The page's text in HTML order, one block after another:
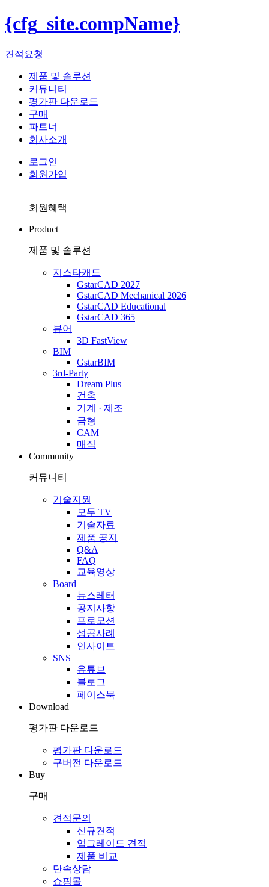
{cfg_site.compName}
견적요청
제품 및 솔루션
커뮤니티
평가판 다운로드
구매
파트너
회사소개
로그인
회원가입
회원혜택
Product
제품 및 솔루션
지스타캐드
GstarCAD 2027
GstarCAD Mechanical 2026
GstarCAD Educational
GstarCAD 365
뷰어
3D FastView
BIM
GstarBIM
3rd-Party
Dream Plus
건축
기계 · 제조
금형
CAM
매직
Community
커뮤니티
기술지원
모두 TV
기술자료
제품 공지
Q&A
FAQ
교육영상
Board
뉴스레터
공지사항
프로모션
성공사례
인사이트
SNS
유튜브
블로그
페이스북
Download
평가판 다운로드
평가판 다운로드
구버전 다운로드
Buy
구매
견적문의
신규견적
업그레이드 견적
제품 비교
단속상담
쇼핑몰